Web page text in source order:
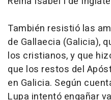
También resistió las
de Gallaecia (Galicia),
los cristianos, y que
que los restos del
en Galicia. Según
Lupa intentó engañar